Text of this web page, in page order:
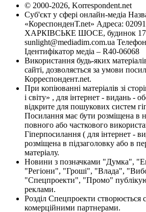
© 2000-2026, Korrespondent.net
Суб'єкт у сфері онлайн-медіа
«КореспонденТ.net» Адреса:
ХАРКІВСЬКЕ ШОСЕ, будинок
sunlight@mediadim.com.ua
Ідентифікатор медіа – R40-06068
Використання будь-яких
сайті, дозволяється за умови
Корреспондент.net.
При копіюванні матеріалів зі
і світу» , для інтернет - видань -
відкрите для пошукових систем
Посилання має бути розміщена в
повного або часткового
Гіперпосилання ( для інтернет -
розміщена в підзаголовку або в
матеріалу.
Новини з позначками "Думка",
"Регіони", "Гроші", "Влада",
"Спецпроекти", "Промо"
реклами.
Розділ Спецпроекти створюється
комерційними партнерами.